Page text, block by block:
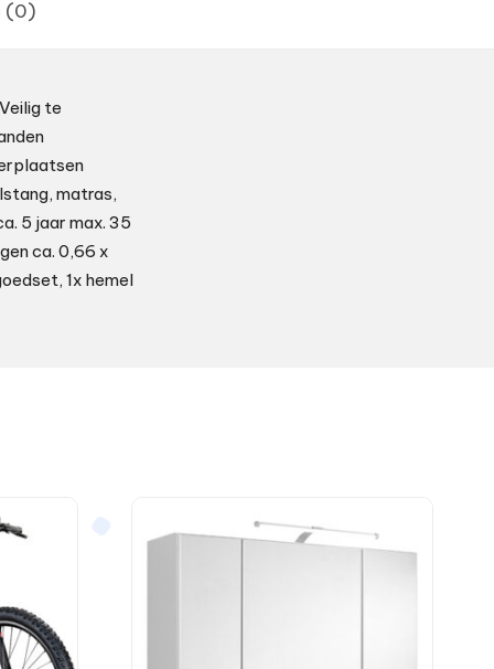
(0)
te
matras,
5 jaar max. 35
ca. 0,66 x
1x hemel